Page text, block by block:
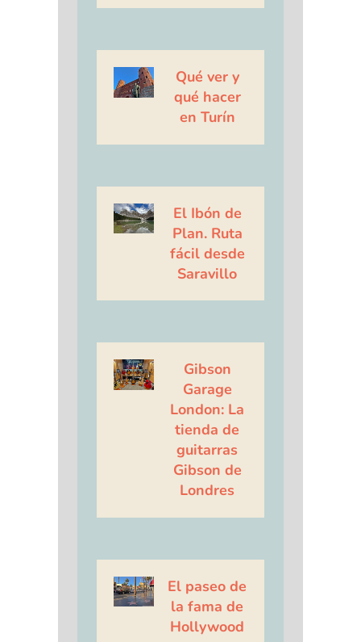
Qué ver y
qué hacer
en Turín
El Ibón de
Plan. Ruta
fácil desde
Saravillo
Gibson
Garage
London: La
tienda de
guitarras
Gibson de
Londres
El paseo de
la fama de
Hollywood